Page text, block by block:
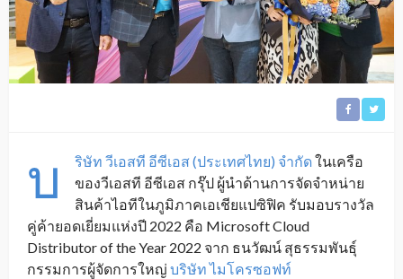
บ ริษัท วีเอสที อีซีเอส (ประเทศไทย) จำกัดในเครือ
ของวีเอสที อีซีเอส กรุ๊ป ผู้นำด้านการจัดจำหน่าย
สินค้าไอทีในภูมิภาคเอเชียแปซิฟิค รับมอบรางวัล
คู่ค้ายอดเยี่ยมแห่งปี 2022 คือ Microsoft Cloud
Distributor of the Year 2022 จาก ธนวัฒน์ สุธรรมพันธุ์
กรรมการผู้จัดการใหญ่ บริษัท ไมโครซอฟท์